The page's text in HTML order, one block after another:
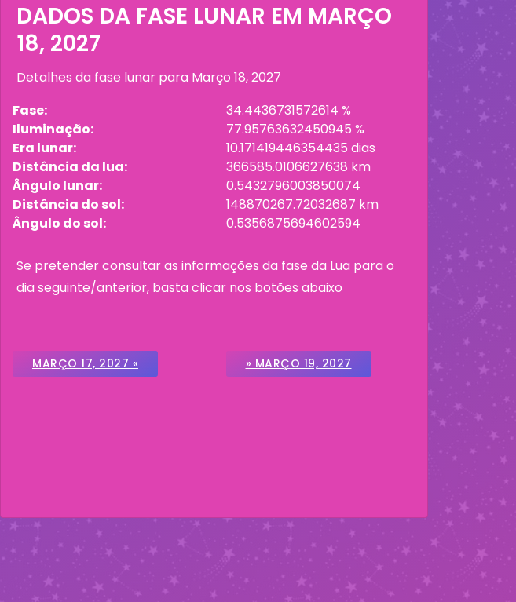
DADOS DA FASE LUNAR EM MARÇO
18, 2027
Detalhes da fase lunar para Março 18, 2027
Fase:
34.4436731572614 %
Iluminação:
77.95763632450945 %
Era lunar:
10.171419446354435 dias
Distância da lua:
366585.0106627638 km
Ângulo lunar:
0.5432796003850074
Distância do sol:
148870267.72032687 km
Ângulo do sol:
0.5356875694602594
Se pretender consultar as informações da fase da Lua para o
dia seguinte/anterior, basta clicar nos botões abaixo
MARÇO 17, 2027 « » MARÇO 19, 2027